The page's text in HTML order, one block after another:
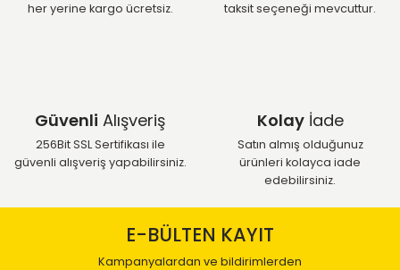
her yerine kargo ücretsiz.
taksit seçeneği mevcuttur.
Güvenli Alışveriş
256Bit SSL Sertifikası ile
güvenli alışveriş yapabilirsiniz.
Kolayİade
Satın almış olduğunuz
ürünleri kolayca iade
edebilirsiniz.
E-BÜLTEN KAYIT
Kampanyalardan ve bildirimlerden